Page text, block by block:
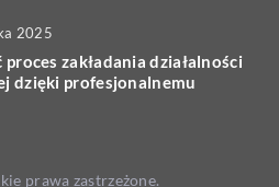
2025
zakładania działalności
dzięki profesjonalnemu
prawa zastrzeżone.